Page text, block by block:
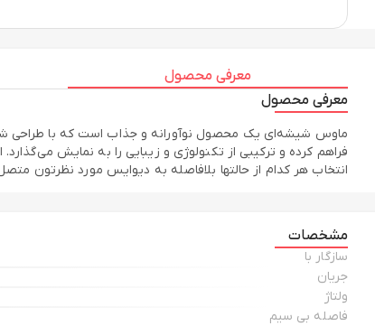
معرفی محصول
معرفی محصول
ماوس شیشه‌ای یک محصول نوآورانه و جذاب است که با طراحی
انتخاب هر کدام از حالتها بلافاصله به دیوایس مورد نظرتون
مشخصات
سازگار با
جریان
ولتاژ
فاصله بی سیم